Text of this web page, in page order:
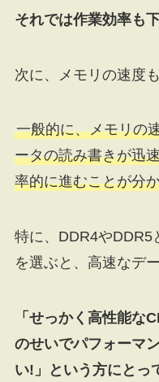
それでは作業効率も
次に、メモリの速度
一般的に、メモリの
ータの読み書きが迅
率的に進むことが分
特に、DDR4やDDR5
を選ぶと、高速なデ
「せっかく高性能な
のせいでパフォーマ
い!」という方にとっ